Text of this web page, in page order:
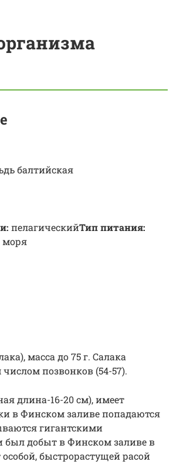
балтийская
пелагическийТип питания:
моря
масса до 75 г. Салака
позвонков (54-57).
длина-16-20 см), имеет
в Финском заливе попадаются
гигантскими
был добыт в Финском заливе в
особой, быстрорастущей расой